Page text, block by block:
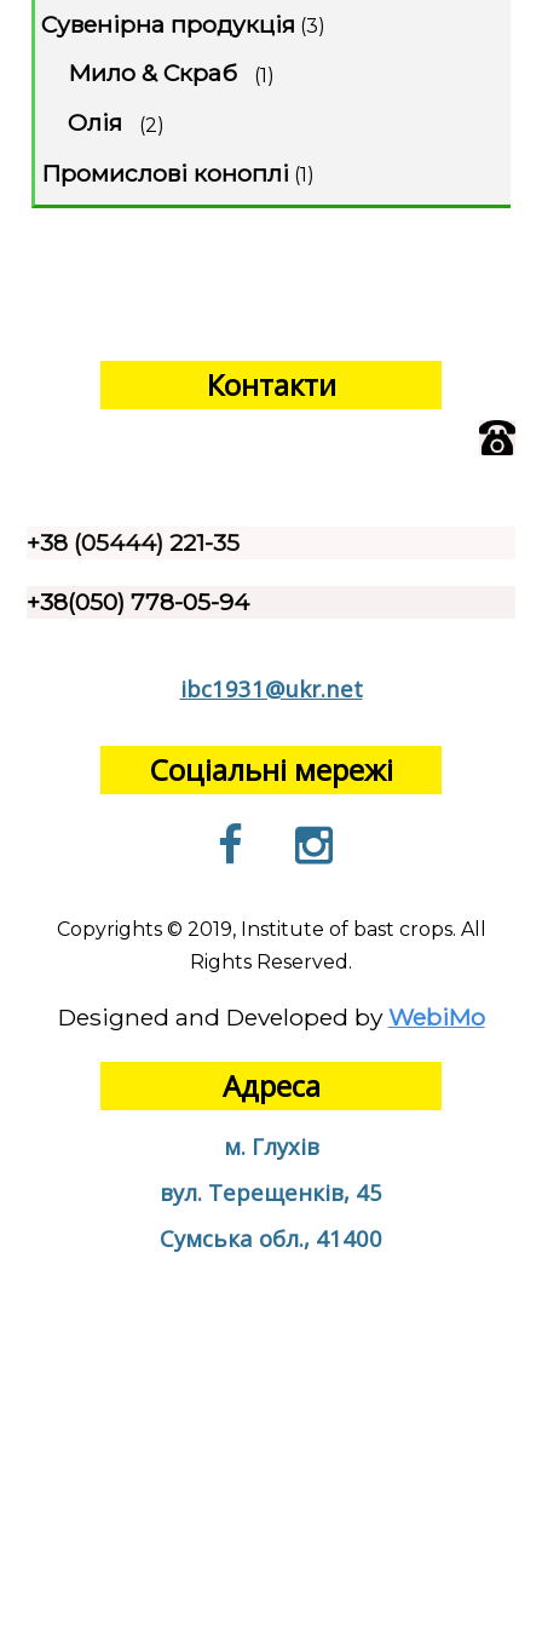
Сувенірна продукція (3)
Мило & Скраб (1)
Олія (2)
Промислові коноплі (1)
Контакти
+38 (05444) 221-35
+38(050) 778-05-94
ibc1931@ukr.net
Соціальні мережі
Copyrights © 2019, Institute of bast crops. All
Rights Reserved.
Designed and Developed by WebiMo
Адреса
м. Глухів
вул. Терещенків, 45
Сумська обл., 41400